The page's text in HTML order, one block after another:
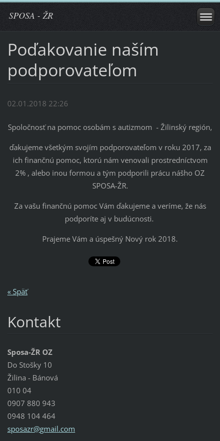
SPOSA - ŽR
Poďakovanie naším
podporovateľom
02.01.2018 22:26
Spoločnosť na pomoc osobám s autizmom - Žilinský región,
ďakujeme všetkým svojím podporovateľom v roku 2017, za
ich finančnú pomoc, ktorú nám venovali prostredníctvom
2% , alebo inou formou a tým podporili prácu nášho OZ
SPOSA-ŽR.
Za vašu finančnú pomoc Vám ďakujeme a veríme, že nás
podporíte aj v budúcnosti.
Prajeme Vám a úspešný Nový rok 2018.
« Späť
Kontakt
Sposa-ŽR OZ
Do Stošky 10
Žilina - Bánová
010 04
0907 880 943
0948 104 464
sposazr@gmail.com